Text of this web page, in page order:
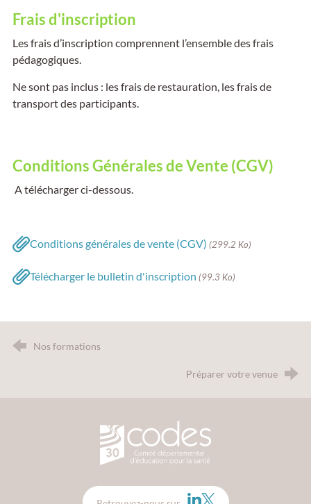
Frais d'inscription
Les frais d’inscription comprennent l’ensemble des frais
pédagogiques.
Ne sont pas inclus : les frais de restauration, les frais de
transport des participants.
Conditions Générales de Vente (CGV)
A télécharger ci-dessous.
Conditions générales de vente (CGV) (299.2 Ko)
Télécharger le bulletin d'inscription (99.3 Ko)
Nos formations
Préparer votre venue
CODES 30 - Comité
LinkedIn
Twitter